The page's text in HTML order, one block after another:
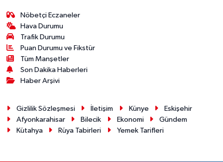
Nöbetçi Eczaneler
Hava Durumu
Trafik Durumu
Puan Durumu ve Fikstür
Tüm Manşetler
Son Dakika Haberleri
Haber Arşivi
Gizlilik Sözleşmesi İletişim Künye
Eskişehir
Afyonkarahisar
Bilecik Ekonomi
Gündem
Kütahya
Rüya Tabirleri Yemek Tarifleri